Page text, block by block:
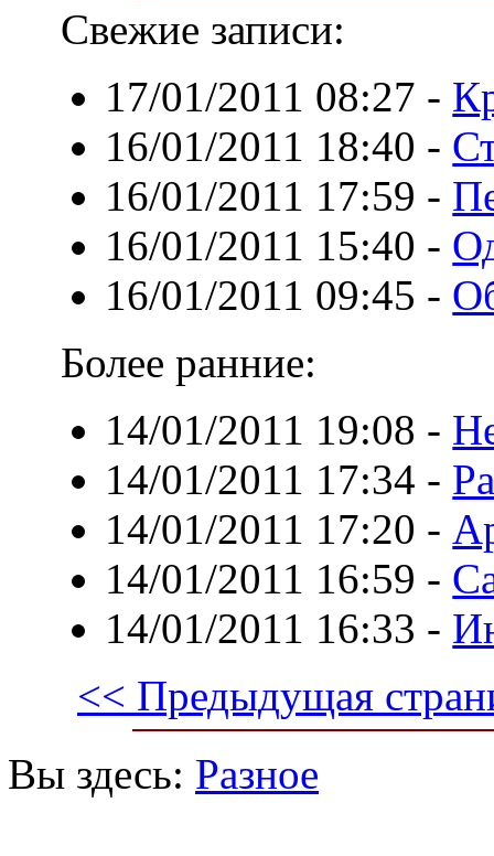
Свежие записи:
17/01/2011 08:27 -
16/01/2011 18:40 -
16/01/2011 17:59 -
16/01/2011 15:40 -
16/01/2011 09:45 -
Более ранние:
14/01/2011 19:08 -
14/01/2011 17:34 -
14/01/2011 17:20 -
14/01/2011 16:59 -
14/01/2011 16:33 -
<< Предыдущая
Вы здесь: Разное